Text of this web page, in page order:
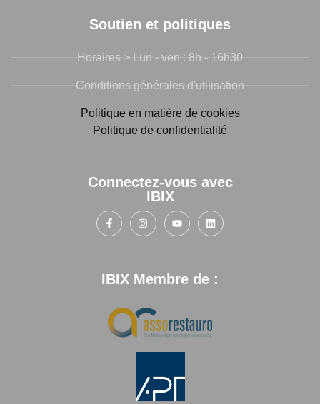
Soutien et politiques
Horaires > Lun - ven : 8h - 16h30
Conditions générales d'utilisation
Politique en matière de cookies
Politique de confidentialité
Connectez-vous avec
IBIX
IBIX Membre de :